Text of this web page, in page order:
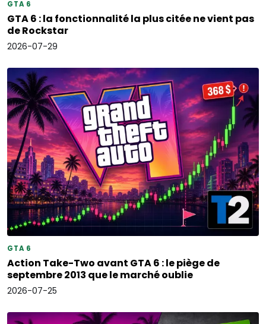
GTA 6
GTA 6 : la fonctionnalité la plus citée ne vient pas
de Rockstar
2026-07-29
GTA 6
Action Take-Two avant GTA 6 : le piège de
septembre 2013 que le marché oublie
2026-07-25